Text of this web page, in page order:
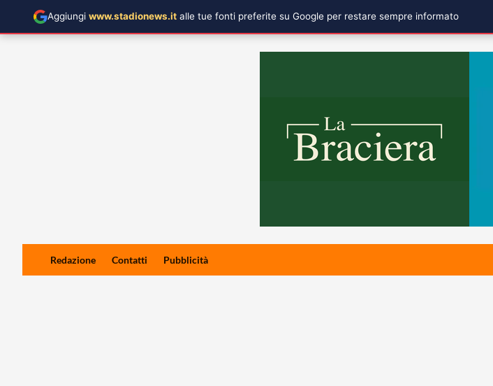
Redazione Contatti Pubblicità
Aggiungi www.stadionews.it alle tue fonti preferite su Google per restare sempre informato